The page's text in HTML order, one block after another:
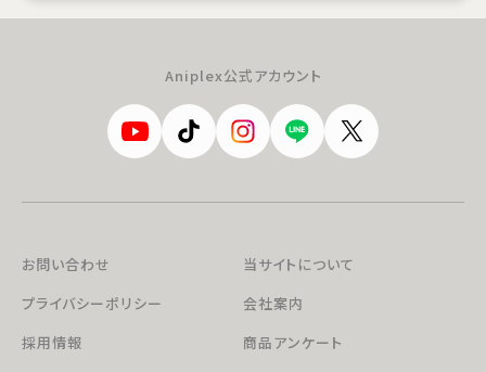
Aniplex公式アカウント
お問い合わせ
当サイトについて
プライバシーポリシー
会社案内
採用情報
商品アンケート